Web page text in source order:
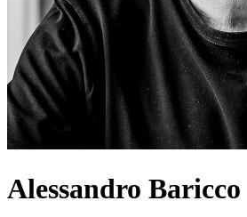
Alessandro Baricco